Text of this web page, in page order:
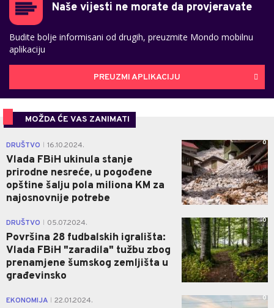
Naše vijesti ne morate da provjeravate
Budite bolje informisani od drugih, preuzmite Mondo mobilnu
aplikaciju
PREUZMI APLIKACIJU
MOŽDA ĆE VAS ZANIMATI
DRUŠTVO 16.10.2024.
Vlada FBiH ukinula stanje
prirodne nesreće, u pogođene
opštine šalju pola miliona KM za
najosnovnije potrebe
0
DRUŠTVO 05.07.2024.
Površina 28 fudbalskih igrališta:
Vlada FBiH "zaradila" tužbu zbog
prenamjene šumskog zemljišta u
građevinsko
0
EKONOMIJA 22.01.2024. 0